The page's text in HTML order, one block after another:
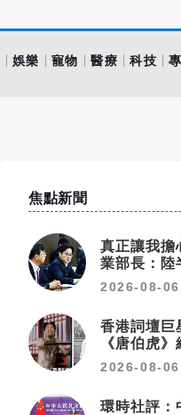
娛樂 寵物 醫療 科技
焦點新聞
真正讓我擔
業部長：陸
人 三星、
2026-08-
香港詞壇
《唐伯虎
龍右白虎」
2026-08-
環時社評：